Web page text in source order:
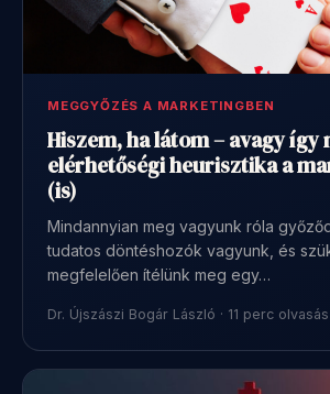
MEGGYŐZÉS A MARKETINGBEN
Hiszem, ha látom – avagy így
elérhetőségi heurisztika a
(is)
Mindannyian meg vagyunk róla
tudatos döntéshozók vagyunk, és
megfelelően ítélünk meg egy…
Dr. Újszászi Bogár László · 11 perc olvasás